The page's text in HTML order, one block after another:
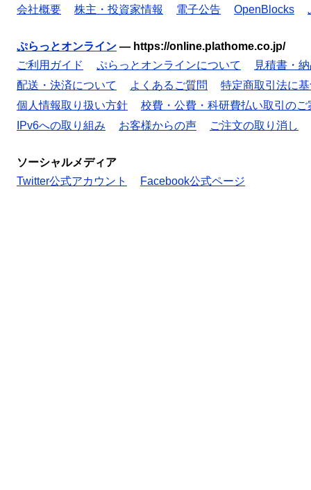
会社概要 株主・投資家情報 電子公告 OpenBlocks
ぷらっとオンライン — https://online.plathome.co.jp/
ご利用ガイド
ぷらっとオンラインについて
見積書・
配送・決済について
よくあるご質問
特定商取引法に
個人情報取り扱い方針
校費・公費・科研費払い取引のご
IPv6への取り組み
お客様からの声 ご注文の取り消し
ソーシャルメディア
Twitter公式アカウント
Facebook公式ページ